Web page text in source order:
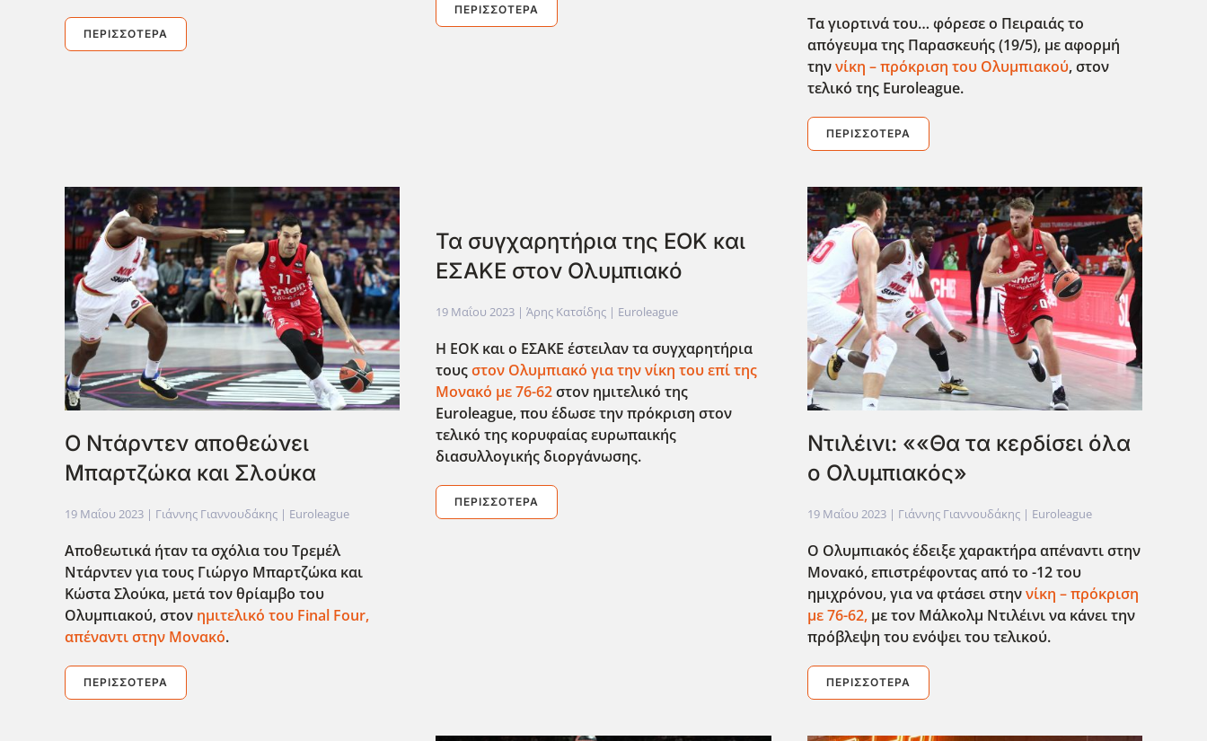
ΠΕΡΙΣΣΌΤΕΡΑ
ΠΕΡΙΣΣΌΤΕΡΑ
Τα γιορτινά του… φόρεσε ο Πειραιάς το
απόγευμα της Παρασκευής (19/5), με αφορμή
τηννίκη – πρόκριση του Ολυμπιακού, στον
τελικό της Euroleague.
ΠΕΡΙΣΣΌΤΕΡΑ
Ο Ντάρντεν αποθεώνει
Μπαρτζώκα και Σλούκα
19 Μαΐου 2023 | Γιάννης Γιαννουδάκης | Euroleague
Αποθεωτικά ήταν τα σχόλια του Τρεμέλ
Ντάρντεν για τους Γιώργο Μπαρτζώκα και
Κώστα Σλούκα, μετά τον θρίαμβο του
Ολυμπιακού, στον ημιτελικό του Final Four,
απέναντι στην Μονακό.
ΠΕΡΙΣΣΌΤΕΡΑ
Τα συγχαρητήρια της ΕΟΚ και
ΕΣΑΚΕ στον Ολυμπιακό
19 Μαΐου 2023 | Άρης Κατσίδης | Euroleague
Η ΕΟΚ και ο ΕΣΑΚΕ έστειλαν τα συγχαρητήρια
τουςστον Ολυμπιακό για την νίκη του επί της
Μονακό με 76-62στον ημιτελικό της
Euroleague, που έδωσε την πρόκριση στον
τελικό της κορυφαίας ευρωπαικής
διασυλλογικής διοργάνωσης.
ΠΕΡΙΣΣΌΤΕΡΑ
Ντιλέινι: ««Θα τα κερδίσει όλα
ο Ολυμπιακός»
19 Μαΐου 2023| Γιάννης Γιαννουδάκης | Euroleague
Ο Ολυμπιακός έδειξε χαρακτήρα απέναντι στην
Μονακό, επιστρέφοντας από το -12 του
ημιχρόνου, για να φτάσει στηννίκη – πρόκριση
με 76-62, με τον Μάλκολμ Ντιλέινι να κάνει την
πρόβλεψη του ενόψει του τελικού.
ΠΕΡΙΣΣΌΤΕΡΑ